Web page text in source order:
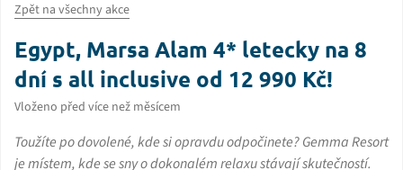
Zpět na všechny akce
Egypt, Marsa Alam 4* letecky na 8
dní s all inclusive od 12 990 Kč!
Vloženo před více než měsícem
Toužíte po dovolené, kde si opravdu odpočinete? Gemma Resort
je místem, kde se sny o dokonalém relaxu stávají skutečností.